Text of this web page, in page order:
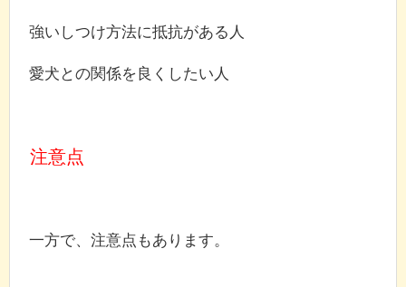
強いしつけ方法に抵抗がある人
愛犬との関係を良くしたい人
注意点
一方で、注意点もあります。